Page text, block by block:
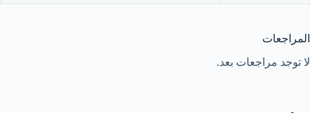
المراجعات
لا توجد مراجعات بعد.